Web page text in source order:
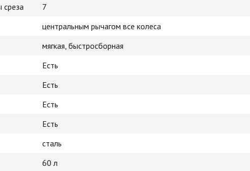
среза
7
центральным рычагом все колеса
мягкая, быстросборная
Есть
Есть
Есть
Есть
сталь
60 л